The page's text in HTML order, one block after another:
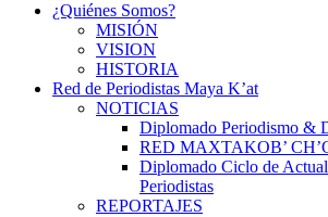
¿Quiénes Somos?
MISIÓN
VISION
HISTORIA
Red de Periodistas Maya K’at
NOTICIAS
Diplomado Periodismo &
RED MAXTAKOB’
Diplomado Ciclo de
Periodistas
REPORTAJES